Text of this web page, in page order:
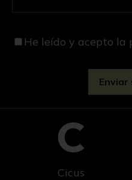
He leído y acepto la
Cicus